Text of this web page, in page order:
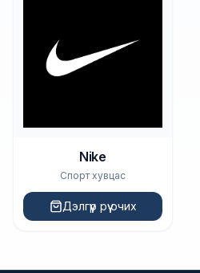
Nike
Спорт хувцас
Дэлгүүр рүү очих